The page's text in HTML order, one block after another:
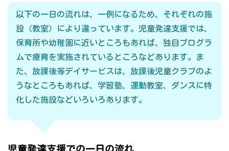
以下の一日の流れは、一例になるため、それぞれの施
設（教室）により違っています。児童発達支援では、
保育所や幼稚園に近いところもあれば、独自プログラ
ムで療育を実施されているところなどあります。ま
た、放課後等デイサービスは、放課後児童クラブのよ
うなところもあれば、学習塾、運動教室、ダンスに特
化した施設などいろいろあります。
児童発達支援での一日の流れ